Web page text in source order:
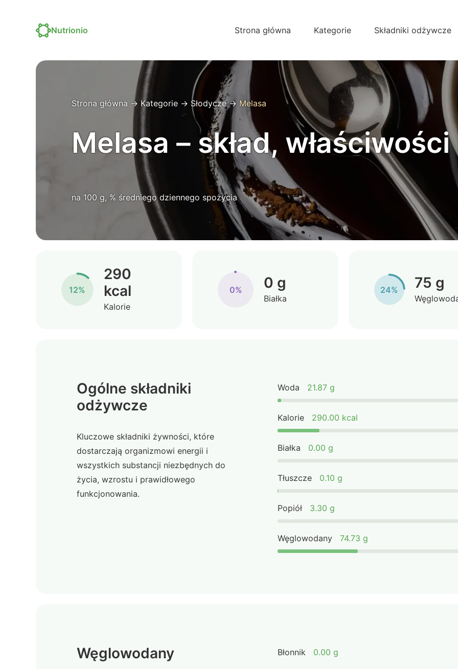
Nutrionio Strona główna Kategorie Składniki odżywcze
Strona główna →Kategorie → Słodycze→ Melasa
Melasa – skład,
na 100 g, % średniego dziennego spożycia
12%
290
kcal
Kalorie
0% 0 g
Białka
24% 75 g
Ogólne składniki
odżywcze
Kluczowe składniki żywności, które
dostarczają organizmowi energii i
wszystkich substancji niezbędnych do
życia, wzrostu i prawidłowego
funkcjonowania.
Woda 21.87 g
Kalorie 290.00 kcal
Białka 0.00 g
Tłuszcze 0.10 g
Popiół 3.30 g
Węglowodany 74.73 g
Węglowodany Błonnik 0.00 g